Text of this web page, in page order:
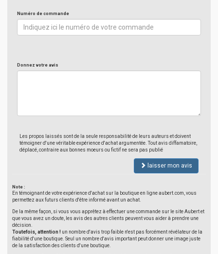
Numéro de commande
Donnez votre avis
Les propos laissés sont de la seule responsabilité de leurs auteurs et doivent
témoigner d'une véritable expérience d'achat argumentée. Tout avis diffamatoire,
déplacé, contraire aux bonnes moeurs ou fictif ne sera pas publié
laisser mon avis
Note :
En témoignant de votre expérience d'achat sur la boutique en ligne aubert.com, vous
permettez aux futurs clients d'être informé avant un achat.
De la même façon, si vous vous apprêtez à effectuer une commande sur le site Aubert et
que vous avez un doute, les avis des autres clients peuvent vous aider à prendre une
décision.
Toutefois, attention ! un nombre d'avis trop faible n'est pas forcément révélateur de la
fiabilité d'une boutique. Seul un nombre d'avis important peut donner une image juste
de la satisfaction des clients d'une boutique.